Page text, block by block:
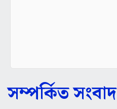
সম্পর্কিত সংবাদ